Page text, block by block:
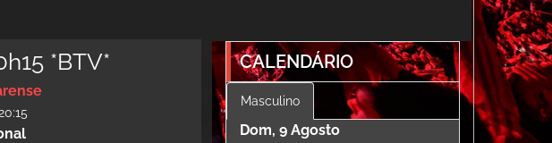
*BTV* CALENDÁRIO
Masculino
Dom, 9 Agosto